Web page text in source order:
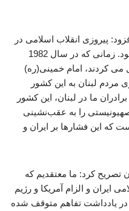
پیروزی انقلاب اسلامی در
ایران، پیروزی همه مسلمانان جهان بود. زمانی که در سال 1982
کردند، امام خمینی(ره)
مردم لبنان به این کشور
ما در لبنان، این کشور
را به عقب‌نشینی
که این فشارها بر ایران و
تصریح کرد: ما معتقدیم که
ایران و الزام آمریکا و رژیم
یادداشت تفاهم متوقف شده